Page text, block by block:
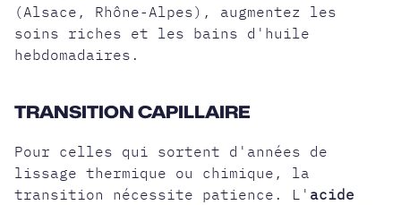
(Alsace, Rhône-Alpes), augmentez les
soins riches et les bains d'huile
hebdomadaires.
TRANSITION CAPILLAIRE
Pour celles qui sortent d'années de
lissage thermique ou chimique, la
transition nécessite patience. L' acide